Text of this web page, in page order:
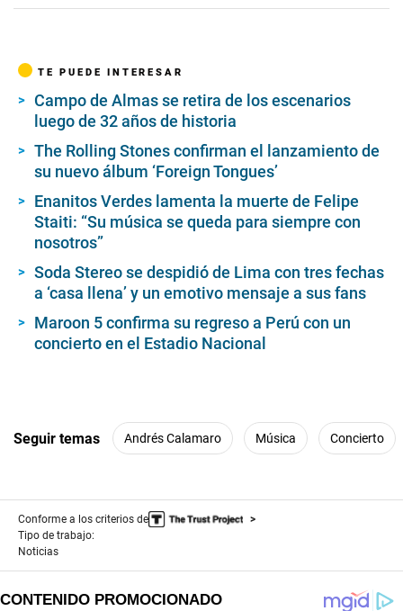
TE PUEDE INTERESAR
Campo de Almas se retira de los escenarios
luego de 32 años de historia
The Rolling Stones confirman el lanzamiento de
su nuevo álbum ‘Foreign Tongues’
Enanitos Verdes lamenta la muerte de Felipe
Staiti: “Su música se queda para siempre con
nosotros”
Soda Stereo se despidió de Lima con tres fechas
a ‘casa llena’ y un emotivo mensaje a sus fans
Maroon 5 confirma su regreso a Perú con un
concierto en el Estadio Nacional
Seguir temas Andrés Calamaro Música Concierto
Conforme a los criterios de
Tipo de trabajo:
Noticias